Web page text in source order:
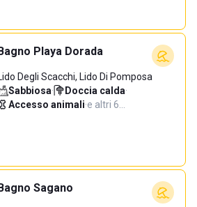
Playa Dorada
Degli Scacchi, Lido Di Pomposa
Sabbiosa· Doccia calda·
Accesso animali·e altri 6…
Sagano